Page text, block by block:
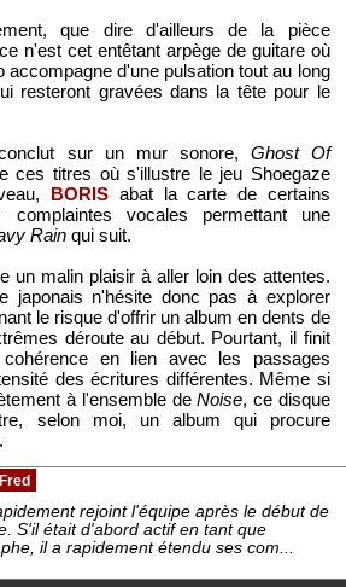
que dire d'ailleurs de la pièce
n'est cet entêtant arpège de guitare où
accompagne d'une pulsation tout au long
resteront gravées dans la tête pour le
sur un mur sonore, Ghost Of
ces titres où s'illustre le jeu Shoegaze
BORIS abat la carte de certains
vocales permettant une
Rain qui suit.
un malin plaisir à aller loin des attentes.
japonais n'hésite donc pas à explorer
le risque d'offrir un album en dents de
déroute au début. Pourtant, il finit
en lien avec les passages
des écritures différentes. Même si
à l'ensemble deNoise, ce disque
selon moi, un album qui procure
rejoint l'équipe après le début de
S'il était d'abord actif en tant que
il a rapidement étendu ses com...